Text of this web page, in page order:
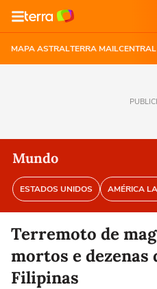
MAPA ASTRALTERRA MAIL
Mundo
ESTADOS UNIDOS AMÉRICA
Terremoto de
mortos e dezenas
Filipinas